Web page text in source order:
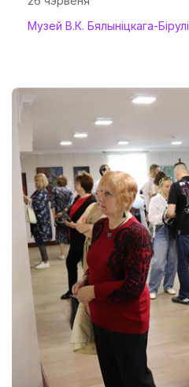
Музей В.К. Бялыніцкага-Бірулі